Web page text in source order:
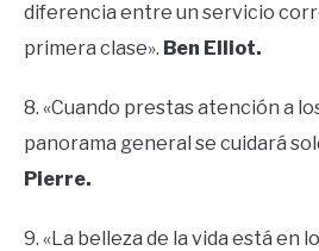
diferencia entre un servicio
primera clase». Ben Elliot.
8. «Cuando prestas atención a
panorama general se cuidará
Pierre.
9. «La belleza de la vida está en